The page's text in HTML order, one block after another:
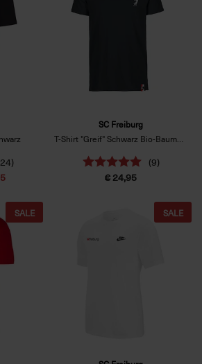
SC Freiburg
T-Shirt "Greif" Schwarz Bio-Baumwolle
(9)
€ 24,95
SALE SALE